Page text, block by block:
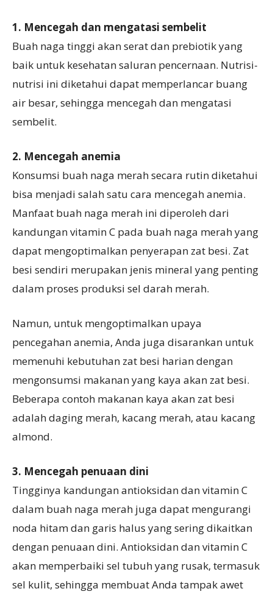
1. Mencegah dan mengatasi sembelit
Buah naga tinggi akan serat dan prebiotik yang
baik untuk kesehatan saluran pencernaan. Nutrisi-
nutrisi ini diketahui dapat memperlancar buang
air besar, sehingga mencegah dan mengatasi
sembelit.
2. Mencegah anemia
Konsumsi buah naga merah secara rutin diketahui
bisa menjadi salah satu cara mencegah anemia.
Manfaat buah naga merah ini diperoleh dari
kandungan vitamin C pada buah naga merah yang
dapat mengoptimalkan penyerapan zat besi. Zat
besi sendiri merupakan jenis mineral yang penting
dalam proses produksi sel darah merah.
Namun, untuk mengoptimalkan upaya
pencegahan anemia, Anda juga disarankan untuk
memenuhi kebutuhan zat besi harian dengan
mengonsumsi makanan yang kaya akan zat besi.
Beberapa contoh makanan kaya akan zat besi
adalah daging merah, kacang merah, atau kacang
almond.
3. Mencegah penuaan dini
Tingginya kandungan antioksidan dan vitamin C
dalam buah naga merah juga dapat mengurangi
noda hitam dan garis halus yang sering dikaitkan
dengan penuaan dini. Antioksidan dan vitamin C
akan memperbaiki sel tubuh yang rusak, termasuk
sel kulit, sehingga membuat Anda tampak awet